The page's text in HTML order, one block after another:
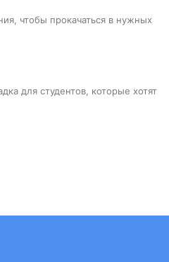
чтобы прокачаться в нужных
для студентов, которые хотят